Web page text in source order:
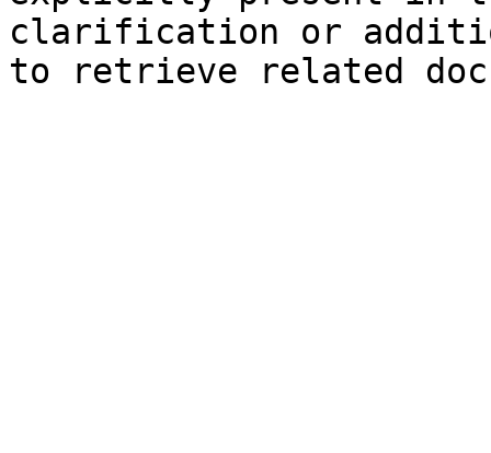
clarification or